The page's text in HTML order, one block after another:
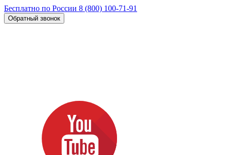
Бесплатно по России 8 (800) 100-71-91
Обратный звонок